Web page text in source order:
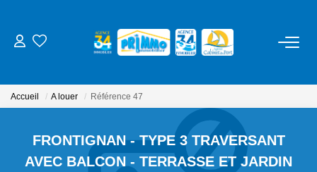
ESTIMER
Accueil A louer Référence 47
FRONTIGNAN - TYPE 3 TRAVERSANT
AVEC BALCON - TERRASSE ET JARDIN